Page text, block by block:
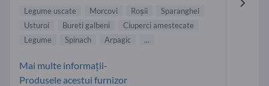
Legume uscate Morcovi Roşii
Sparanghel
Usturoi
Bureti galbeni
Ciuperci amestecate
Legume
Spinach Arpagic ...
Mai multe informații-
Produsele acestui furnizor